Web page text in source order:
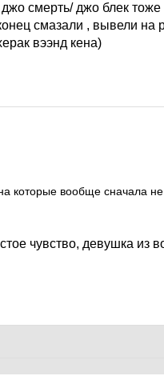
джо смерть/ джо блек
смазали , вывели на
вээнд кена)
которые вообще сначала
чувство, девушка из